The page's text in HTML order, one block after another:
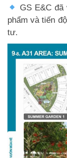
GS E&C đã
phẩm và tiến
tư.